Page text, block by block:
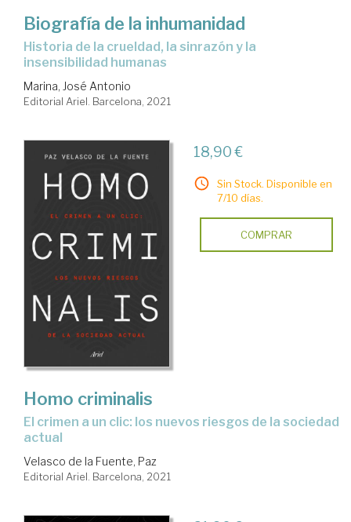
Biografía de la inhumanidad
historia de la crueldad, la sinrazón y la
insensibilidad humanas
Marina, José Antonio
Editorial Ariel. Barcelona, 2021
18,90 €
Sin Stock. Disponible en
7/10 días.
COMPRAR
Homo criminalis
El crimen a un clic: los nuevos riesgos de la sociedad
actual
Velasco de la Fuente, Paz
Editorial Ariel. Barcelona, 2021